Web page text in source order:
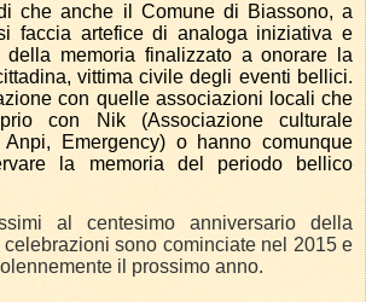
che anche il Comune di Biassono, a
faccia artefice di analoga iniziativa e
memoria finalizzato a onorare la
vittima civile degli eventi bellici.
con quelle associazioni locali che
con Nik (Associazione culturale
Anpi, Emergency) o hanno comunque
la memoria del periodo bellico
al centesimo anniversario della
sono cominciate nel 2015 e
il prossimo anno.